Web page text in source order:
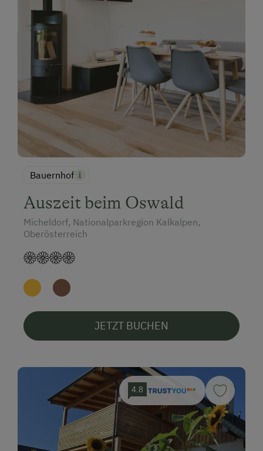
Bauernhof
Auszeit beim Oswald
Micheldorf, Nationalparkregion Kalkalpen,
Oberösterreich
JETZT BUCHEN
4.8